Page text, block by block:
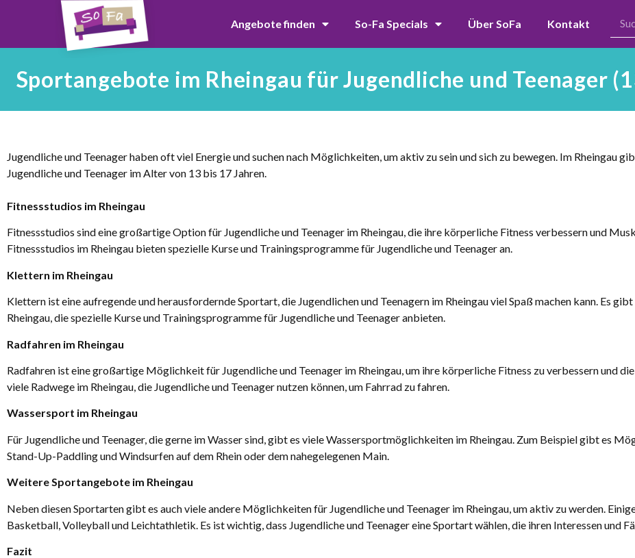
Angebote finden So-Fa Specials Über SoFa Kontakt
Sportangebote im Rheingau für Jugendliche und Teenager
Jugendliche und Teenager haben oft viel Energie und suchen nach Möglichkeiten, um aktiv zu sein und sich zu bewegen. Im Rheingau
Jugendliche und Teenager im Alter von 13 bis 17 Jahren.
Fitnessstudios im Rheingau
Fitnessstudios sind eine großartige Option für Jugendliche und Teenager im Rheingau, die ihre körperliche Fitness verbessern und
Fitnessstudios im Rheingau bieten spezielle Kurse und Trainingsprogramme für Jugendliche und Teenager an.
Klettern im Rheingau
Klettern ist eine aufregende und herausfordernde Sportart, die Jugendlichen und Teenagern im Rheingau viel Spaß machen kann. Es
Rheingau, die spezielle Kurse und Trainingsprogramme für Jugendliche und Teenager anbieten.
Radfahren im Rheingau
Radfahren ist eine großartige Möglichkeit für Jugendliche und Teenager im Rheingau, um ihre körperliche Fitness zu verbessern und
viele Radwege im Rheingau, die Jugendliche und Teenager nutzen können, um Fahrrad zu fahren.
Wassersport im Rheingau
Für Jugendliche und Teenager, die gerne im Wasser sind, gibt es viele Wassersportmöglichkeiten im Rheingau. Zum Beispiel gibt es
Stand-Up-Paddling und Windsurfen auf dem Rhein oder dem nahegelegenen Main.
Weitere Sportangebote im Rheingau
Neben diesen Sportarten gibt es auch viele andere Möglichkeiten für Jugendliche und Teenager im Rheingau, um aktiv zu werden.
Basketball, Volleyball und Leichtathletik. Es ist wichtig, dass Jugendliche und Teenager eine Sportart wählen, die ihren Interessen und
Fazit